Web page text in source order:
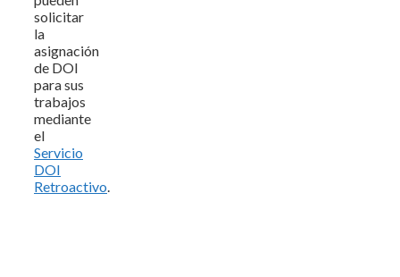
solicitar
la
asignación
de DOI
para sus
trabajos
mediante
el
Servicio
DOI
Retroactivo